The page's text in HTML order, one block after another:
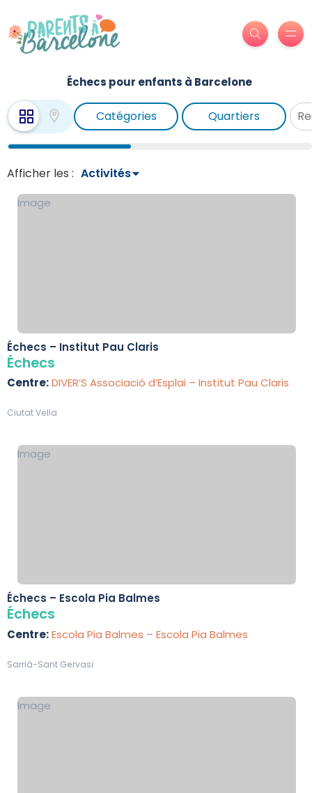
Échecs pour enfants à Barcelone
Catégories Quartiers
Afficher les :
Image
Échecs – Institut Pau Claris
Échecs
Centre:DIVER’S Associació d’Esplai – Institut Pau Claris
Ciutat Vella
Image
Échecs – Escola Pia Balmes
Échecs
Centre:Escola Pia Balmes – Escola Pia Balmes
Sarrià-Sant Gervasi
Image